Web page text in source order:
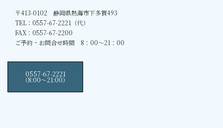
〒413-0102 静岡県熱海市下多賀493
TEL：0557-67-2221（代）
FAX：0557-67-2200
ご予約・お問合せ時間 8：00～21：00
0557-67-2221
（8:00〜21:00）